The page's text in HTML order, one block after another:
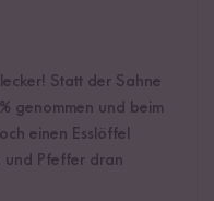
Statt der Sahne
genommen und beim
einen Esslöffel
und Pfeffer dran